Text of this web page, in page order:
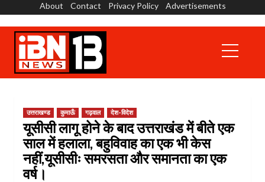
content
About Contact Privacy Policy Advertisements
Menu
उत्तराखण्ड कुमाऊँ गढ़वाल देश-विदेश
यूसीसी लागू होने के बाद उत्तराखंड में बीते एक
साल में हलाला, बहुविवाह का एक भी केस
नहीं,यूसीसीः समरसता और समानता का एक
वर्ष।